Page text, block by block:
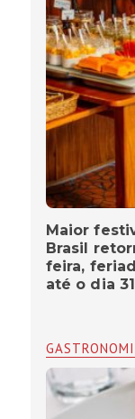
Maior
Brasil
feira,
até o dia 31